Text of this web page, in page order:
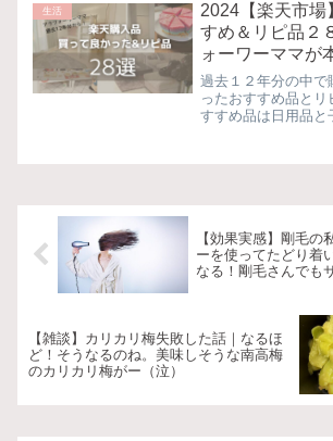
生活
2024【楽天市場
すめ＆リピ品２
ォーワーママが
かったもの紹介
過去１２年分の中で
ったおすすめ品と
すすめ品は日用品と
【効果実感】剛毛の
ーを使ってたどり着
なる！剛毛さんでも
【雑談】カリカリ梅失敗した話｜なるほ
ど！そうなるのね。美味しそうな南高梅
のカリカリ梅がー（泣）